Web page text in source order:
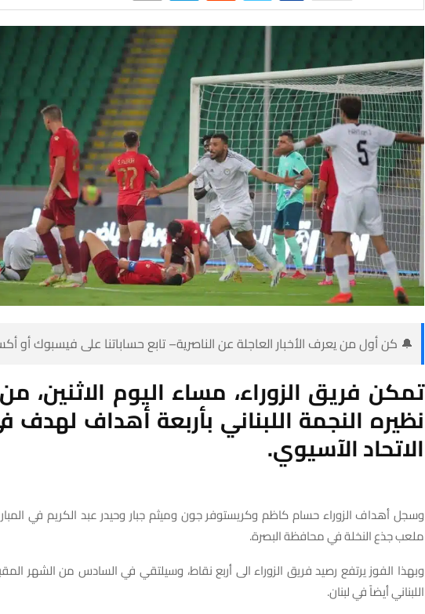
🔔 كن أول من يعرف الأخبار العاجلة عن الناصرية– تابع حساباتنا على فيسبوك أو
تمكن فريق الزوراء، مساء اليوم الاثنين،
نظيره النجمة اللبناني بأربعة أهداف
الاتحاد الآسيوي.
وسجل أهداف الزوراء حسام كاظم وكريستوفر جون وميثم جبار وحيدر عبد الكريم في
ملعب جذع النخلة في محافظة البصرة.
وبهذا الفوز يرتفع رصيد فريق الزوراء الى أربع نقاط، وسيلتقي في السادس من الشهر
اللبناني أيضاً في لبنان.